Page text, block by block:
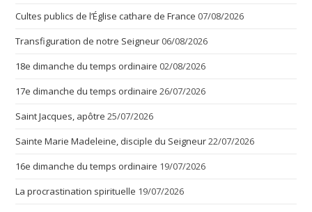
Cultes publics de l’Église cathare de France 07/08/2026
Transfiguration de notre Seigneur 06/08/2026
18e dimanche du temps ordinaire 02/08/2026
17e dimanche du temps ordinaire 26/07/2026
Saint Jacques, apôtre 25/07/2026
Sainte Marie Madeleine, disciple du Seigneur22/07/2026
16e dimanche du temps ordinaire 19/07/2026
La procrastination spirituelle 19/07/2026